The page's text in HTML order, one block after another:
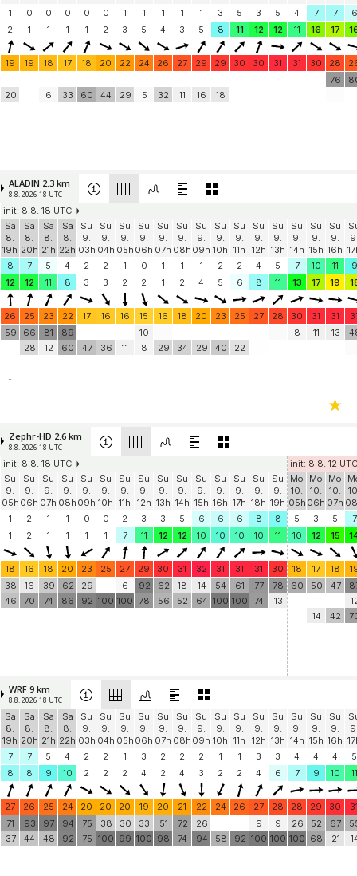
1
0 0 0 0 0 1 1 1 1 1 3 5 3 5 4 7 7
6
2
1 1 1 1 2 3 5 4 3 5 8 11 12 12 11 16 17
19 19 18 17 18 20 22 24 26 27 29 29 30 30 31 31 30 28
20 6 33 60 44 29 5 32 11 16 18
76
ALADIN 2.3 km
8.8. 2026 18 UTC
init: 8.8. 18 UTC
Sa
8.
19h
Sa
8.
20h
Sa
8.
21h
Sa
8.
22h
Su
9.
03h
Su
9.
04h
Su
9.
05h
Su
9.
06h
Su
9.
07h
Su
9.
08h
Su
9.
09h
Su
9.
10h
Su
9.
11h
Su
9.
12h
Su
9.
13h
Su
9.
14h
Su
9.
15h
Su
9.
16h
8
7 5 4 2 2 1 0 1 1 1 2 2 4 5 7 10 11
9
12
12 11 8 3 3 2 2 1 2 4 5 6 8 11 13 17 19
26 25 23 22 17 16 16 15 16 18 20 23 25 27 28 30 31 31
59
66
28
81
12
89
60
47 36 11
10
8
29 34 29 40 22
8 11 13
-
Zephr-HD 2.6 km
8.8. 2026 18 UTC
init: 8.8. 18 UTC
init: 8.8. 12 UTC
Su
9.
05h
Su
9.
06h
Su
9.
07h
Su
9.
08h
Su
9.
09h
Su
9.
10h
Su
9.
11h
Su
9.
12h
Su
9.
13h
Su
9.
14h
Su
9.
15h
Su
9.
16h
Su
9.
17h
Su
9.
18h
Su
9.
19h
Mo
10.
05h
Mo
10.
06h
Mo
10.
07h
1
2 1 1 0 0 2 3 3 5 6 6 6 8 8 5 3 5
7
1
2 1 1 1 1 7 11 12 12 10 10 10 10 11 10 12 15
18 16 18 20 23 25 27 29 30 31 32 31 31 31 30 18 17 18
38
46
16
70
39
74
62
86
29
92 100
6
100
92
78
62
56
18
52
14
64
54
100
61
100
77
74
78
13
60 50
14
47
42
WRF 9 km
8.8. 2026 18 UTC
Sa
8.
19h
Sa
8.
20h
Sa
8.
21h
Sa
8.
22h
Su
9.
03h
Su
9.
04h
Su
9.
05h
Su
9.
06h
Su
9.
07h
Su
9.
08h
Su
9.
09h
Su
9.
10h
Su
9.
11h
Su
9.
12h
Su
9.
13h
Su
9.
14h
Su
9.
15h
Su
9.
16h
7
7 5 4 2 2 1 3 2 2 2 1 1 3 3 4 4 4
5
8
8 9 10 2 2 2 4 2 4 3 2 2 4 6 7 9 10 11
27 26 25 24 20 20 20 19 20 21 22 24 26 27 28 28 29 30
71
37
93
44
97
48
94
92
75
75
38
100
30
99
33
100
51
98
72
74
26
94
58 92
9
100
9
100
26
100
52
68
67
21
-